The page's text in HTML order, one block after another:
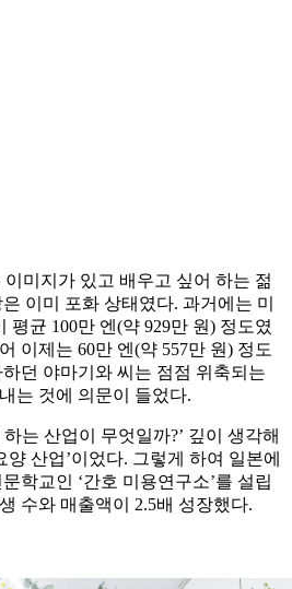
이미지가 있고 배우고 싶어 하는 젊
이미 포화 상태였다. 과거에는 미
평균 100만 엔(약 929만 원) 정도였
이제는 60만 엔(약 557만 원) 정도
던 야마기와 씨는 점점 위축되는
는 것에 의문이 들었다.
는 산업이 무엇일까?’ 깊이 생각해
양 산업’이었다. 그렇게 하여 일본에
학교인 ‘간호 미용연구소’를 설립
수와 매출액이 2.5배 성장했다.